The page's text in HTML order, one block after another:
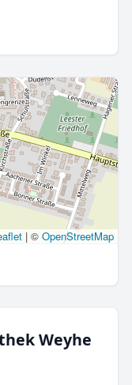
|© OpenStreetMap
Weyhe